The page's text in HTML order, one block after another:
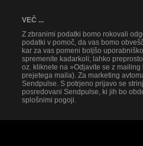
VEČ ...
Z zbranimi podatki bomo rokovali
podatki v pomoč, da vas bomo
kar za vas pomeni boljšo
spremenite kadarkoli; lahko
oz. kliknete na »Odjavite se z
prejetega maila). Za marketing
Sendpulse. S potrjeno prijavo se
posredovani Sendpulse, ki jih bo
splošnimi pogoji.